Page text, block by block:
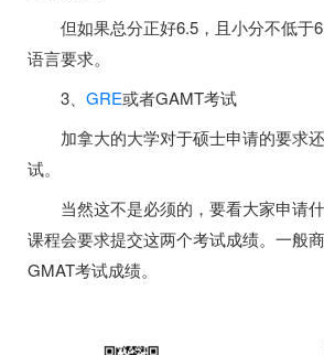
但如果总分正好6.5，且小分不低于
语言要求。
3、 GRE或者GAMT考试
加拿大的大学对于硕士申请的要求
试。
当然这不是必须的，要看大家申请
课程会要求提交这两个考试成绩。一般
GMAT考试成绩。